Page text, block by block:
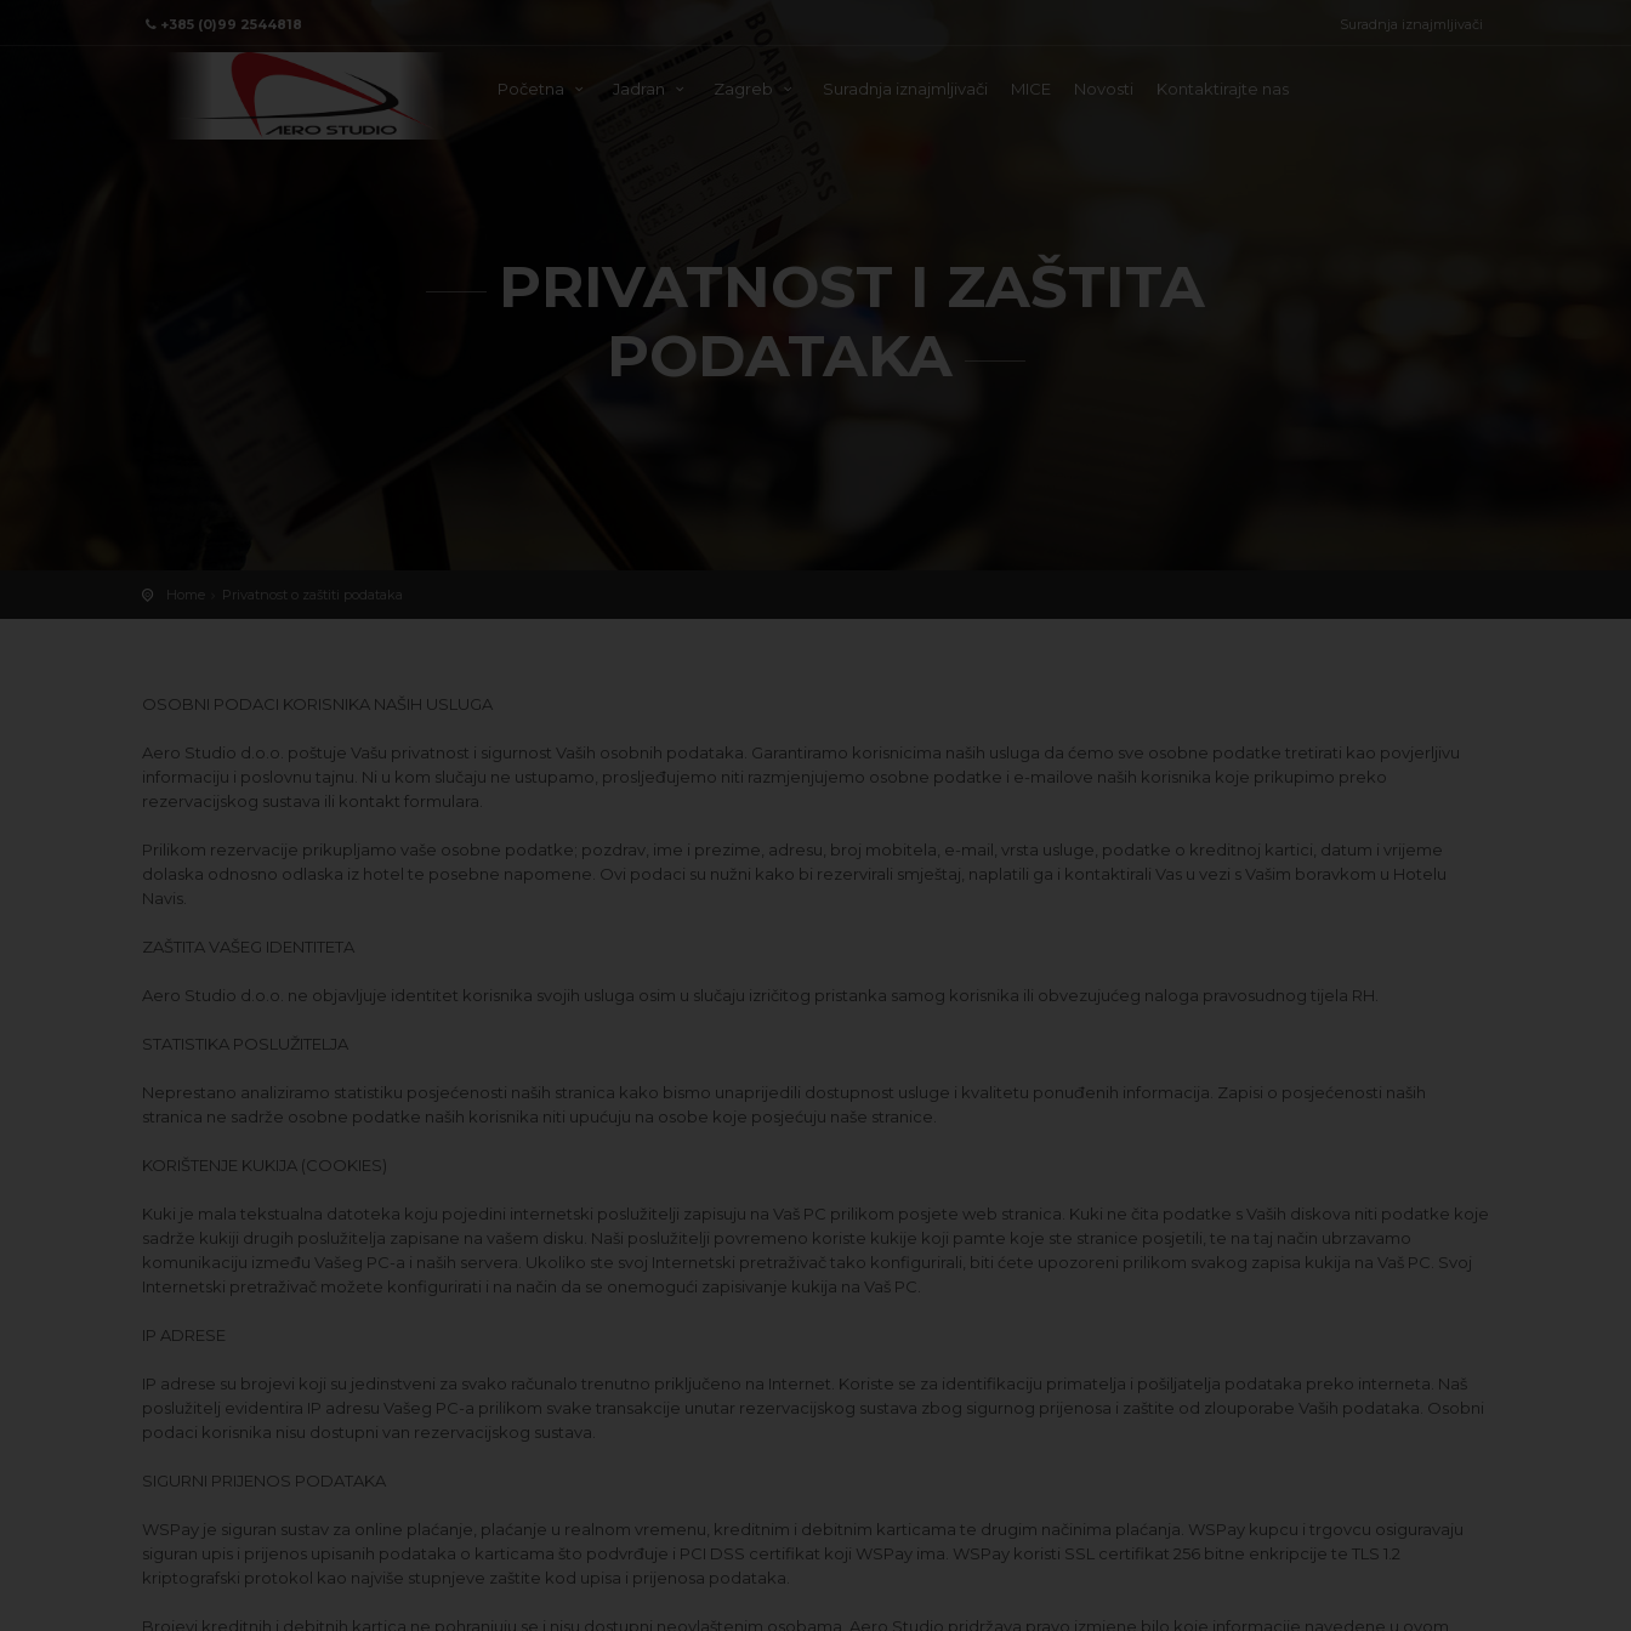
+385 (0)99 2544818 Suradnja iznajmljivači
Početna Jadran Zagreb Suradnja iznajmljivači MICE Novosti Kontaktirajte nas
PRIVATNOST I ZAŠTITA
PODATAKA
Home Privatnost o zaštiti podataka
OSOBNI PODACI KORISNIKA NAŠIH USLUGA
Aero Studio d.o.o. poštuje Vašu privatnost i sigurnost Vaših osobnih podataka. Garantiramo korisnicima naših usluga da ćemo sve osobne podatke tretirati kao povjerljivu
informaciju i poslovnu tajnu. Ni u kom slučaju ne ustupamo, prosljeđujemo niti razmjenjujemo osobne podatke i e-mailove naših korisnika koje prikupimo preko
rezervacijskog sustava ili kontakt formulara.
Prilikom rezervacije prikupljamo vaše osobne podatke; pozdrav, ime i prezime, adresu, broj mobitela, e-mail, vrsta usluge, podatke o kreditnoj kartici, datum i vrijeme
dolaska odnosno odlaska iz hotel te posebne napomene. Ovi podaci su nužni kako bi rezervirali smještaj, naplatili ga i kontaktirali Vas u vezi s Vašim boravkom u Hotelu
Navis.
ZAŠTITA VAŠEG IDENTITETA
Aero Studio d.o.o. ne objavljuje identitet korisnika svojih usluga osim u slučaju izričitog pristanka samog korisnika ili obvezujućeg naloga pravosudnog tijela RH.
STATISTIKA POSLUŽITELJA
Neprestano analiziramo statistiku posjećenosti naših stranica kako bismo unaprijedili dostupnost usluge i kvalitetu ponuđenih informacija. Zapisi o posjećenosti naših
stranica ne sadrže osobne podatke naših korisnika niti upućuju na osobe koje posjećuju naše stranice.
KORIŠTENJE KUKIJA (COOKIES)
Kuki je mala tekstualna datoteka koju pojedini internetski poslužitelji zapisuju na Vaš PC prilikom posjete web stranica. Kuki ne čita podatke s Vaših diskova niti podatke koje
sadrže kukiji drugih poslužitelja zapisane na vašem disku. Naši poslužitelji povremeno koriste kukije koji pamte koje ste stranice posjetili, te na taj način ubrzavamo
komunikaciju između Vašeg PC-a i naših servera. Ukoliko ste svoj Internetski pretraživač tako konfigurirali, biti ćete upozoreni prilikom svakog zapisa kukija na Vaš PC. Svoj
Internetski pretraživač možete konfigurirati i na način da se onemogući zapisivanje kukija na Vaš PC.
IP ADRESE
IP adrese su brojevi koji su jedinstveni za svako računalo trenutno priključeno na Internet. Koriste se za identifikaciju primatelja i pošiljatelja podataka preko interneta. Naš
poslužitelj evidentira IP adresu Vašeg PC-a prilikom svake transakcije unutar rezervacijskog sustava zbog sigurnog prijenosa i zaštite od zlouporabe Vaših podataka. Osobni
podaci korisnika nisu dostupni van rezervacijskog sustava.
SIGURNI PRIJENOS PODATAKA
WSPay je siguran sustav za online plaćanje, plaćanje u realnom vremenu, kreditnim i debitnim karticama te drugim načinima plaćanja. WSPay kupcu i trgovcu osiguravaju
siguran upis i prijenos upisanih podataka o karticama što podvrđuje i PCI DSS certifikat koji WSPay ima. WSPay koristi SSL certifikat 256 bitne enkripcije te TLS 1.2
kriptografski protokol kao najviše stupnjeve zaštite kod upisa i prijenosa podataka.
Brojevi kreditnih i debitnih kartica ne pohranjuju se i nisu dostupni neovlaštenim osobama. Aero Studio pridržava pravo izmjene bilo koje informacije navedene u ovom